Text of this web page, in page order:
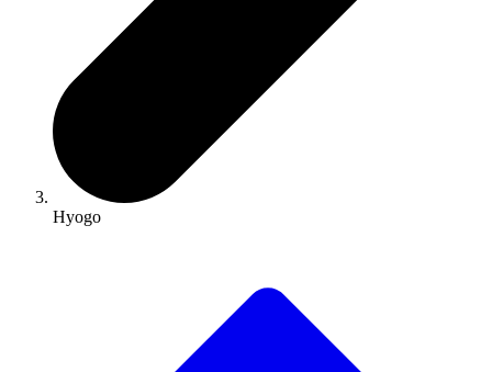
Hyogo